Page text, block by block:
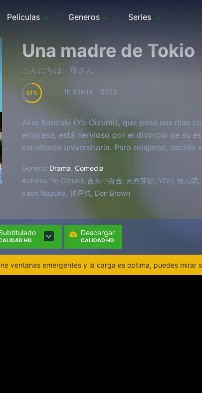
Películas Generos Series
Una madre de Tokio
こんにちは、母さん
61 1h 51min 2023
Akio Kanzaki (Yo Oizumi), que pasa sus días
empresa, está nervioso por el divorcio de su
estudiante universitaria. Para relajarse,
Genero: Drama Comedia
Actores: Yo Oizumi, 吉永小百合, 永野芽郁, YOU, 枝元
Kaori Nazuka, 神戸浩, Don Brown
HD
Descargar
CALIDAD HD
ventanas emergentes y la carga es optima, puedes mirar